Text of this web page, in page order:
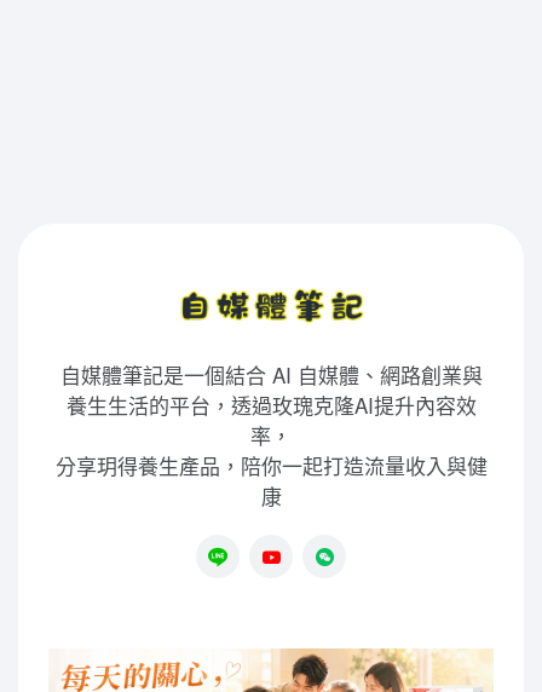
自媒體筆記是一個結合 AI 自媒體、網路創業與
養生生活的平台，透過玫瑰克隆AI提升內容效
率，
分享玥得養生產品，陪你一起打造流量收入與健
康